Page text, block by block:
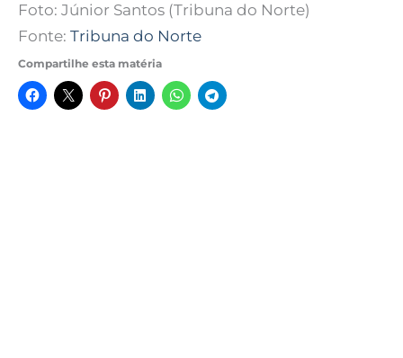
Foto: Júnior Santos (Tribuna do Norte)
Fonte: Tribuna do Norte
Compartilhe esta matéria